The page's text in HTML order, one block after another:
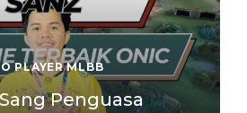
PLAYER MLBB
Penguasa